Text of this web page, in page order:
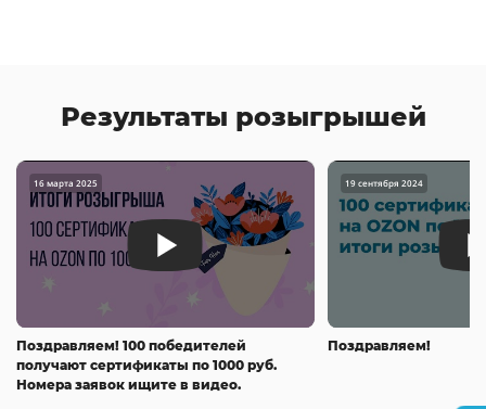
Результаты розыгрышей
16 марта 2025
Поздравляем! 100 победителей
получают сертификаты по 1000 руб.
Номера заявок ищите в видео.
19 сентября 2024
Поздравляем!